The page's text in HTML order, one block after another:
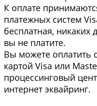
К оплате
платежных систем
бесплатная,
вы не платите.
Вы можете оплатить
картой Visa или
процессинговый
интернет эквайринг.